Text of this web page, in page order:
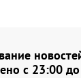
с 23:00